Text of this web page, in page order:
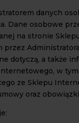
danych
Dane osobowe
na stronie
przez
dotyczą, a także
w
ze Sklepu
oraz